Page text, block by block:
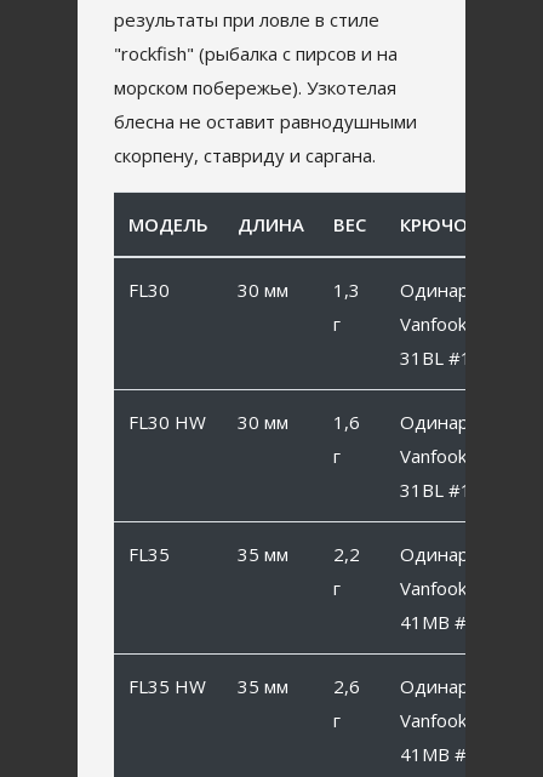
результаты при ловле в стиле
"rockfish" (рыбалка с пирсов и на
морском побережье). Узкотелая
блесна не оставит равнодушными
скорпену, ставриду и саргана.
МОДЕЛЬ ДЛИНА ВЕС КРЮЧОК
FL30 30 мм
1,3
г
Одинарный
Vanfook SP-
31BL #10
FL30 HW 30 мм
1,6
г
Одинарный
Vanfook SP-
31BL #10
FL35 35 мм
2,2
г
Одинарный
Vanfook SP-
41MB #8
FL35 HW 35 мм
2,6
г
Одинарный
Vanfook SP-
41MB #8